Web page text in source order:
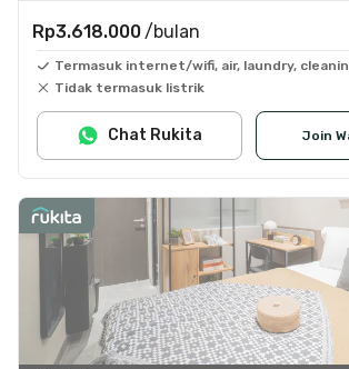
Rp3.618.000 /bulan
Termasuk internet/wifi, air, laundry,
Tidak termasuk listrik
Join
Chat Rukita